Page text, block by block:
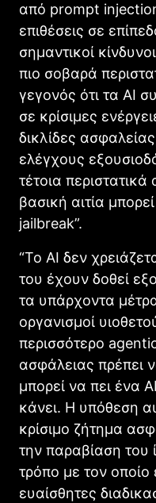
από prompt
επιθέσεις σε
σημαντικοί
πιο σοβαρά
γεγονός ότι τα AI
σε κρίσιμες
δικλίδες
ελέγχους
τέτοια περιστατικά
βασική αιτία
jailbreak”.
“Το AI δεν
του έχουν δοθεί
τα υπάρχοντα
οργανισμοί
περισσότερο
ασφάλειας πρέπει
μπορεί να πει ένα
κάνει. Η υπόθεση
κρίσιμο ζήτημα
την παραβίαση του
τρόπο με τον
ευαίσθητες